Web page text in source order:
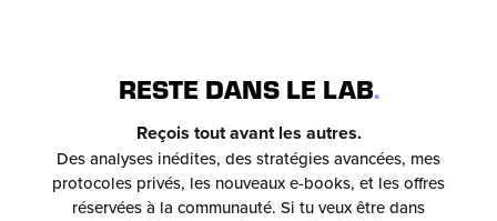
RESTE DANS LE LAB.
Reçois tout avant les autres.
Des analyses inédites, des stratégies avancées, mes
protocoles privés, les nouveaux e-books, et les offres
réservées à la communauté. Si tu veux être dans